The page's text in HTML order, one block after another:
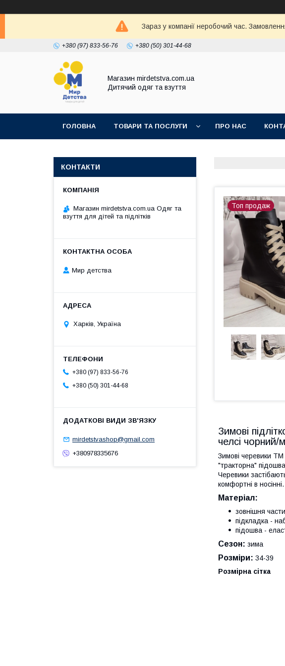
Зараз у компанії неробочий час.
+380 (97) 833-56-76 +380 (50) 301-44-68
Магазин mirdetstva.com.ua
Дитячий одяг та взуття
ГОЛОВНА ТОВАРИ ТА ПОСЛУГИ ПРО НАС
Топ продаж
Зимові
челсі чорний/
Зимові черевики
"тракторна"
Черевики
комфортні в
Матеріал:
зовнішня
підкладка -
підошва -
Сезон: зима
Розміри: 34-39
Розмірна сітка
КОНТАКТИ
Магазин mirdetstva.com.ua Одяг та
взуття для дітей та підлітків
Мир детства
Харків, Україна
+380 (97) 833-56-76
+380 (50) 301-44-68
mirdetstvashop@gmail.com
+380978335676